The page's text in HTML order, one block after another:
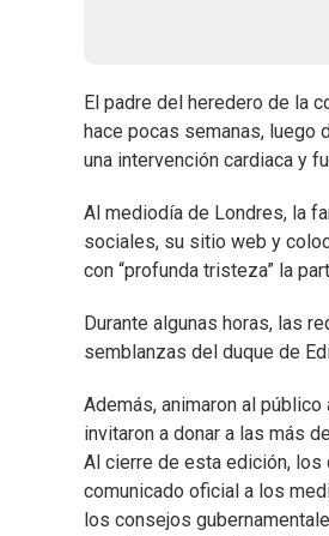
El padre del heredero de la
hace pocas semanas, luego
una intervención cardiaca y
Al mediodía de Londres, la
sociales, su sitio web y
con “profunda tristeza” la
Durante algunas horas, las
semblanzas del duque de
Además, animaron al
invitaron a donar a las más
Al cierre de esta edición, los
comunicado oficial a los
los consejos